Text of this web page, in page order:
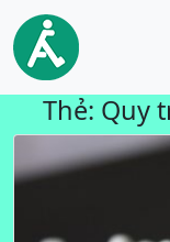
Thẻ: Quy